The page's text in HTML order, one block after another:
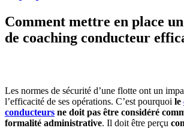
Comment mettre en place
de coaching conducteur
Les normes de sécurité d’une flotte ont un
l’efficacité de ses opérations. C’est pourquoi le
conducteurs ne doit pas être considéré
formalité administrative. Il doit être perçu